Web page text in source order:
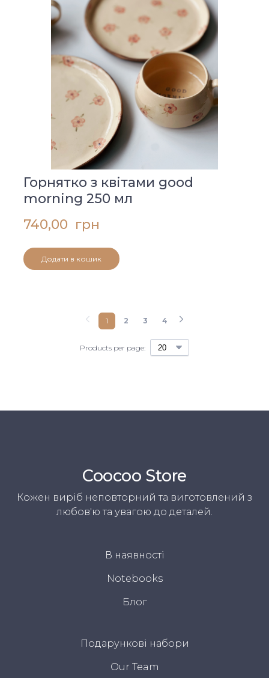
Горнятко з квітами good
morning 250 мл
740,00  грн
Додати в кошик
Products per page:
1 2 3 4
Coocoo Store
Кожен виріб неповторний та виготовлений з
любов'ю та увагою до деталей.
В наявності
Notebooks
Блог
Подарункові набори
Our Team